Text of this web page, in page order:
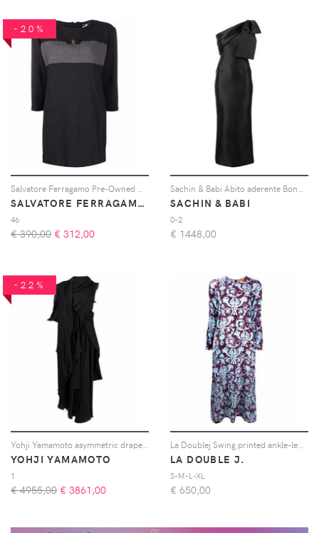
-20%
Salvatore Ferragamo Pre-Owned Abito a maniche lunghe anni '80 - Grigio
SALVATORE FERRAGAMO PRE-OWNED
46
€ 390,00 € 312,00
Sachin & Babi Abito aderente Bonnie - Nero
SACHIN & BABI
0-2
€ 1448,00
-22%
Yohji Yamamoto asymmetric draped maxi dress - Nero
YOHJI YAMAMOTO
1
€ 4955,00 € 3861,00
La Doublej Swing printed ankle-length dress - Verde
LA DOUBLE J.
S-M-L-XL
€ 650,00